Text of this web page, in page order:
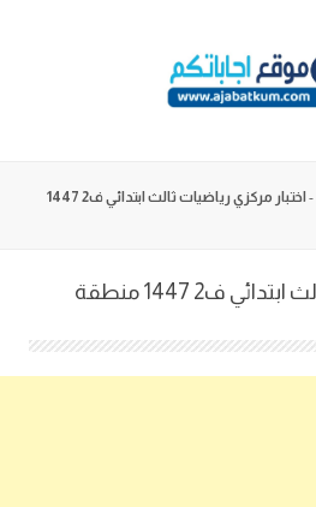
-
اختبار مركزي رياضيات ثالث ابتدائي ف2 1447
اختبار مركزي رياضيات ثالث ابتدائي ف2 1447 منطقة